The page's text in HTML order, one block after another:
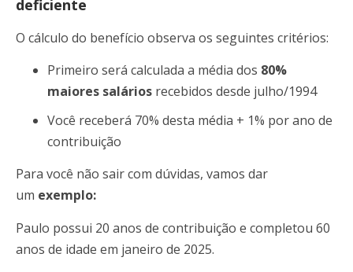
deficiente
O cálculo do benefício observa os seguintes critérios:
Primeiro será calculada a média dos 80%
maiores salários recebidos desde julho/1994
Você receberá 70% desta média + 1% por ano de
contribuição
Para você não sair com dúvidas, vamos dar
um exemplo:
Paulo possui 20 anos de contribuição e completou 60
anos de idade em janeiro de 2025.